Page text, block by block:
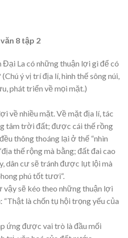
8 tập 2
Đại La có những thuận lợi gì để có
ý vị trí địa lí, hình thế sông núi,
phát triển về mọi mặt.)
về nhiều mặt. Về mặt địa lí, tác
tâm trời đất; được cái thế rồng
thông thoáng lại ở thế “nhìn
thế rộng mà bằng; đất đai cao
dân cư sẽ tránh được lụt lội mà
phú tốt tươi“.
vậy sẽ kéo theo những thuận lợi
là chốn tụ hội trọng yếu của
ứng được vai trò là đầu mối